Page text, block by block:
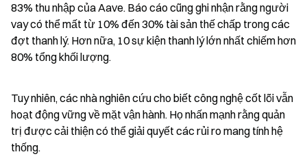
83% thu nhập của Aave. Báo cáo cũng ghi nhận rằng người
vay có thể mất từ 10% đến 30% tài sản thế chấp trong các
đợt thanh lý. Hơn nữa, 10 sự kiện thanh lý lớn nhất chiếm hơn
80% tổng khối lượng.
Tuy nhiên, các nhà nghiên cứu cho biết công nghệ cốt lõi vẫn
hoạt động vững về mặt vận hành. Họ nhấn mạnh rằng quản
trị được cải thiện có thể giải quyết các rủi ro mang tính hệ
thống.